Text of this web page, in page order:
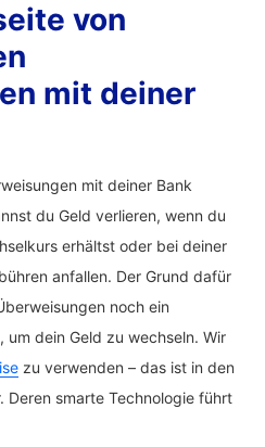
von
mit deiner
mit deiner Bank
du Geld verlieren, wenn du
erhältst oder bei deiner
anfallen. Der Grund dafür
noch ein
dein Geld zu wechseln. Wir
zu verwenden – das ist in den
Deren smarte Technologie führt